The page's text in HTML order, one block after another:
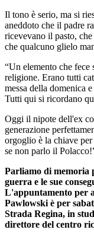
Il tono è serio, ma si
aneddoto che il padre
ricevevano il pasto,
che qualcuno glielo
“Un elemento che fece
religione. Erano tutti
messa della domenica
Tutti qui si ricordano
Oggi il nipote dell'ex
generazione
orgoglio è la chiave
se non parlo il
Parliamo di memoria
guerra e le sue
L'appuntamento per
Pawlowski è per
Strada Regina, in
direttore del centro